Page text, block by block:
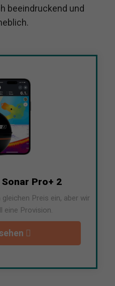
beeindruckend und
Pro+ 2
Preis ein, aber wir
eine Provision.